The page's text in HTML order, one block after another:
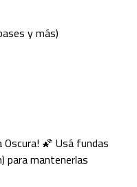
y más)
🌠 Usá fundas
para mantenerlas